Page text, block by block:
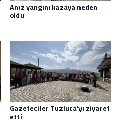
Anız yangını kazaya neden
oldu
Gazeteciler Tuzluca’yı ziyaret
etti